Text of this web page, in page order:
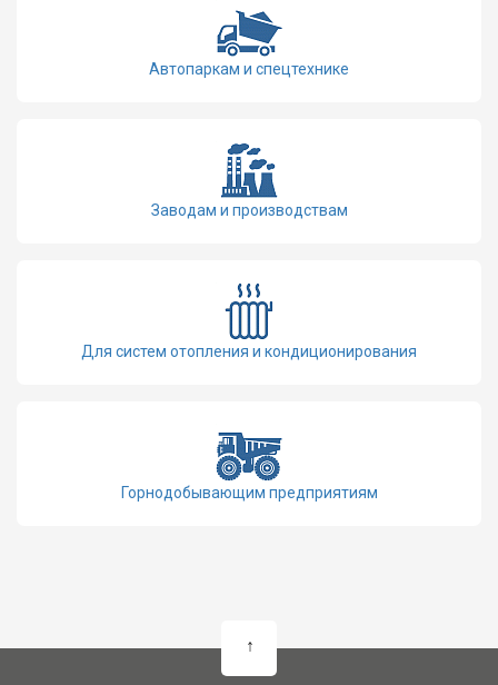
Автопаркам и спецтехнике
Заводам и производствам
Для систем отопления и кондиционирования
Горнодобывающим предприятиям
↑